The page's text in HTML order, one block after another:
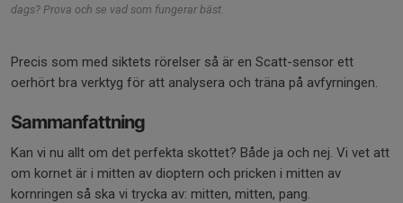
dags? Prova och se vad som fungerar bäst.
Precis som med siktets rörelser så är en Scatt-sensor ett
oerhört bra verktyg för att analysera och träna på avfyrningen.
Sammanfattning
Kan vi nu allt om det perfekta skottet? Både ja och nej. Vi vet att
om kornet är i mitten av dioptern och pricken i mitten av
kornringen så ska vi trycka av: mitten, mitten, pang.